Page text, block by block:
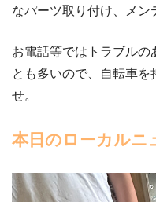
なパーツ取り付け、メン
お電話等ではトラブルの
とも多いので、自転車を
せ。
本日のローカルニ